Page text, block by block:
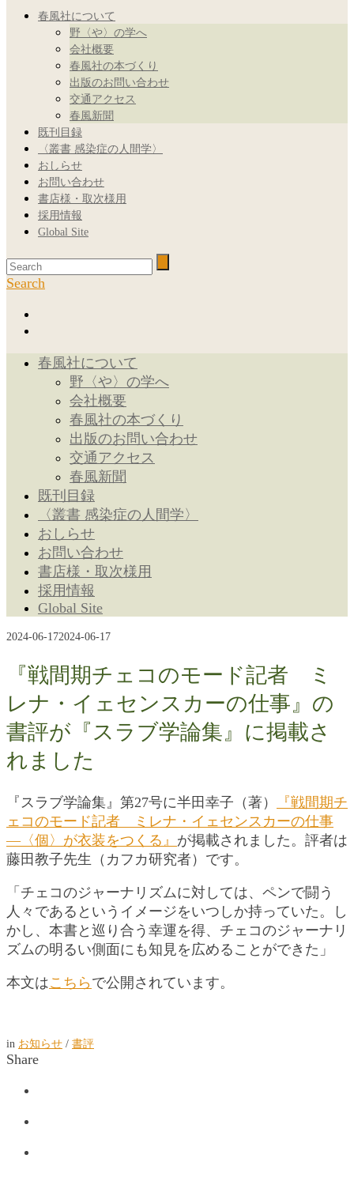
春風社について
野〈や〉の学へ
会社概要
春風社の本づくり
出版のお問い合わせ
交通アクセス
春風新聞
既刊目録
〈叢書 感染症の人間学〉
おしらせ
お問い合わせ
書店様・取次様用
採用情報
Global Site
Search
春風社について
野〈や〉の学へ
会社概要
春風社の本づくり
出版のお問い合わせ
交通アクセス
春風新聞
既刊目録
〈叢書 感染症の人間学〉
おしらせ
お問い合わせ
書店様・取次様用
採用情報
Global Site
2024-06-172024-06-17
『戦間期チェコのモード記者 ミ
レナ・イェセンスカーの仕事』の
書評が『スラブ学論集』に掲載さ
れました
『スラブ学論集』第27号に半田幸子（著）
『戦間期チ
ェコのモード記者 ミレナ・イェセンスカーの仕事
―〈個〉が衣装をつくる』 が掲載されました。評者は
藤田教子先生（カフカ研究者）です。
「チェコのジャーナリズムに対しては、ペンで闘う
人々であるというイメージをいつしか持っていた。し
かし、本書と巡り合う幸運を得、チェコのジャーナリ
ズムの明るい側面にも知見を広めることができた」
本文はこちら で公開されています。
in お知らせ / 書評
Share